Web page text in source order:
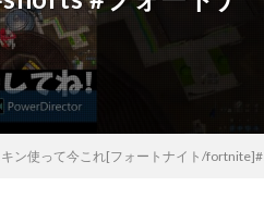
キン使って今これ[フォートナイト/